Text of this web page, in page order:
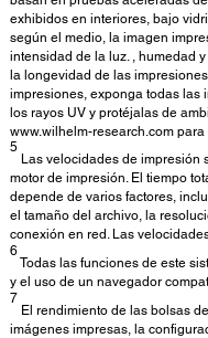
exhibidos en interiores, bajo
según el medio, la imagen
intensidad de la luz. , humedad
la longevidad de las
impresiones, exponga todas las
los rayos UV y protéjalas de
www.wilhelm-research.com
5
Las velocidades de impresión
motor de impresión. El tiempo
depende de varios factores,
el tamaño del archivo, la
conexión en red. Las
6
Todas las funciones de este
y el uso de un navegador
7
El rendimiento de las bolsas
imágenes impresas, la